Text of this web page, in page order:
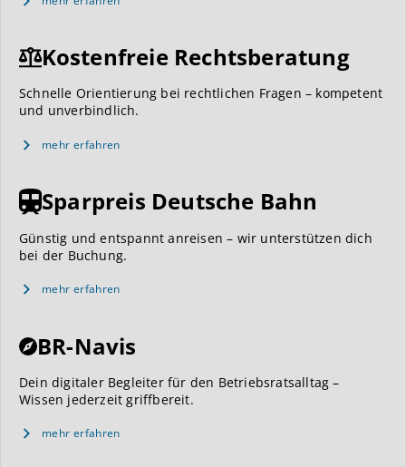
Kostenfreie Rechtsberatung
Schnelle Orientierung bei rechtlichen Fragen – kompetent
und unverbindlich.
mehr erfahren
Sparpreis Deutsche Bahn
Günstig und entspannt anreisen – wir unterstützen dich
bei der Buchung.
mehr erfahren
BR-Navis
Dein digitaler Begleiter für den Betriebsratsalltag –
Wissen jederzeit griffbereit.
mehr erfahren